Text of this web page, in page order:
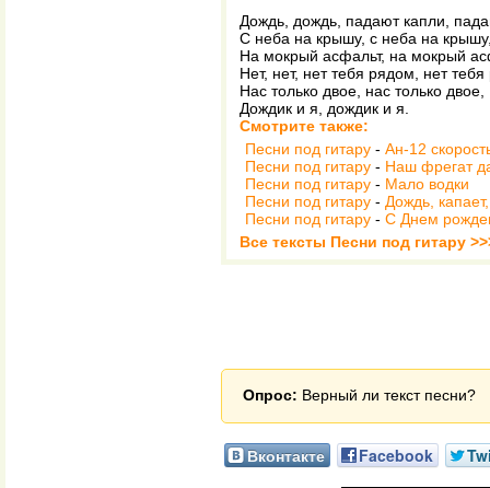
Дождь, дождь, падают капли,
С неба на крышу, с неба на
На мокрый асфальт, на мокрый
Нет, нет, нет тебя рядом, нет
Нас только двое, нас только двое,
Дождик и я, дождик и я.
Смотрите также:
Песни под гитару - Ан-12
Песни под гитару - Наш фрегат
Песни под гитару - Мало водки
Песни под гитару - Дождь,
Песни под гитару - С Днем
Все тексты Песни под гитару
Опрос: Верный ли текст песни?
Вконтакте Facebook